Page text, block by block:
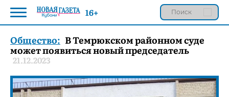
Общество: В Темрюкском районном суде
может появиться новый председатель
21.12.2023
16+